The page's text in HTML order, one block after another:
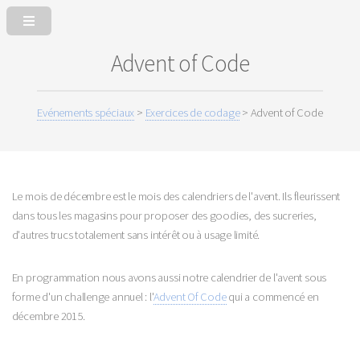
Advent of Code
Evénements spéciaux > Exercices de codage> Advent of Code
Le mois de décembre est le mois des calendriers de l'avent. Ils fleurissent
dans tous les magasins pour proposer des goodies, des sucreries,
d'autres trucs totalement sans intérêt ou à usage limité.
En programmation nous avons aussi notre calendrier de l'avent sous
forme d'un challenge annuel : l'Advent Of Codequi a commencé en
décembre 2015.